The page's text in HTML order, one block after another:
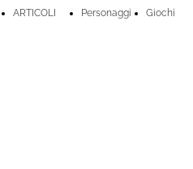
ARTICOLI Personaggi Giochi